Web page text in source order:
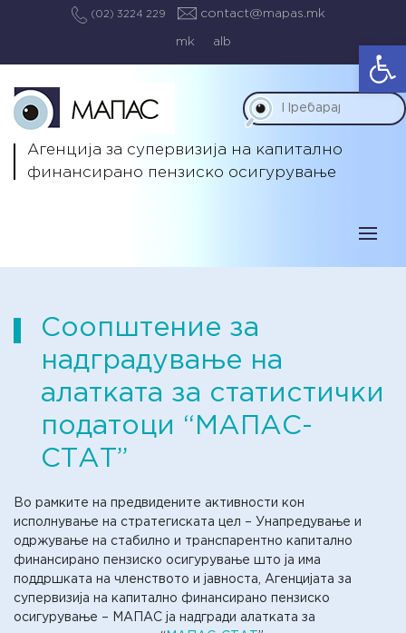
(02) 3224 229 contact@mapas.mk
mk alb
Агенција за супервизија на капитално
финансирано пензиско осигурување
Соопштение за
надградување на
алатката за статистички
податоци “МАПАС-
СТАТ”
Во рамките на предвидените активности кон
исполнување на стратегиската цел – Унапредување и
одржување на стабилно и транспарентно капитално
финансирано пензиско осигурување што ја има
поддршката на членството и јавноста, Агенцијата за
супервизија на капитално финансирано пензиско
осигурување – МАПАС ја надгради алатката за